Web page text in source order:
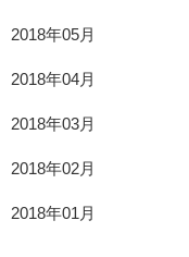
2018年05月
2018年04月
2018年03月
2018年02月
2018年01月